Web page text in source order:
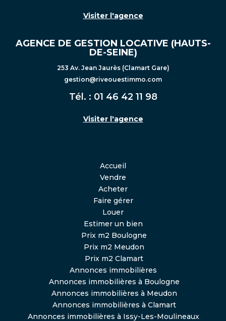
Visiter l'agence
AGENCE DE GESTION LOCATIVE (HAUTS-
DE-SEINE)
253 Av. Jean Jaurès (Clamart Gare)
gestion@riveouestimmo.com
Tél. : 01 46 42 11 98
Visiter l'agence
Accueil
Vendre
Acheter
Faire gérer
Louer
Estimer un bien
Prix m2 Boulogne
Prix m2 Meudon
Prix m2 Clamart
Annonces immobilières
Annonces immobilières à Boulogne
Annonces immobilières à Meudon
Annonces immobilières à Clamart
Annonces immobilières à Issy-Les-Moulineaux,